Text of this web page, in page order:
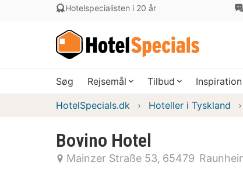
Hotelspecialisten i 20 år
Søg Rejsemål Tilbud Inspiration
HotelSpecials.dk Hoteller i Tyskland
Bovino Hotel
Mainzer Straße 53 65479